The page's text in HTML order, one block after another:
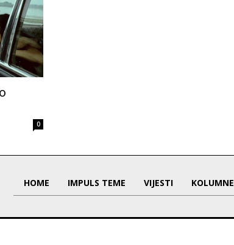
0
HOME IMPULS TEME VIJESTI KOLUMNE